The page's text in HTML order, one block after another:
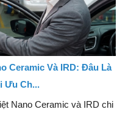
Ceramic Và IRD: Đâu Là
Ưu Ch...
Nano Ceramic và IRD chi